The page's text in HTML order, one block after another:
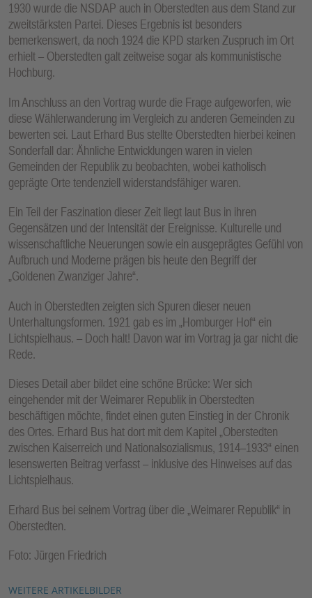
1930 wurde die NSDAP auch in Oberstedten aus dem Stand zur
zweitstärksten Partei. Dieses Ergebnis ist besonders
bemerkenswert, da noch 1924 die KPD starken Zuspruch im Ort
erhielt – Oberstedten galt zeitweise sogar als kommunistische
Hochburg.
Im Anschluss an den Vortrag wurde die Frage aufgeworfen, wie
diese Wählerwanderung im Vergleich zu anderen Gemeinden zu
bewerten sei. Laut Erhard Bus stellte Oberstedten hierbei keinen
Sonderfall dar: Ähnliche Entwicklungen waren in vielen
Gemeinden der Republik zu beobachten, wobei katholisch
geprägte Orte tendenziell widerstandsfähiger waren.
Ein Teil der Faszination dieser Zeit liegt laut Bus in ihren
Gegensätzen und der Intensität der Ereignisse. Kulturelle und
wissenschaftliche Neuerungen sowie ein ausgeprägtes Gefühl von
Aufbruch und Moderne prägen bis heute den Begriff der
„Goldenen Zwanziger Jahre“.
Auch in Oberstedten zeigten sich Spuren dieser neuen
Unterhaltungsformen. 1921 gab es im „Homburger Hof“ ein
Lichtspielhaus. – Doch halt! Davon war im Vortrag ja gar nicht die
Rede.
Dieses Detail aber bildet eine schöne Brücke: Wer sich
eingehender mit der Weimarer Republik in Oberstedten
beschäftigen möchte, findet einen guten Einstieg in der Chronik
des Ortes. Erhard Bus hat dort mit dem Kapitel „Oberstedten
zwischen Kaiserreich und Nationalsozialismus, 1914–1933“ einen
lesenswerten Beitrag verfasst – inklusive des Hinweises auf das
Lichtspielhaus.
Erhard Bus bei seinem Vortrag über die „Weimarer Republik“ in
Oberstedten.
Foto: Jürgen Friedrich
WEITERE ARTIKELBILDER